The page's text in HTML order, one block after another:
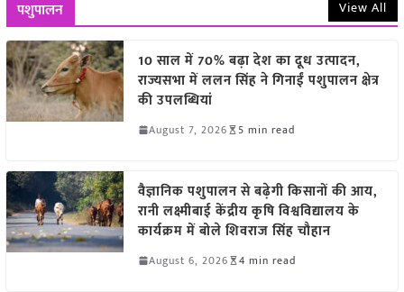
पशुपालन View All
10 साल में 70% बढ़ा देश का दूध उत्पादन,
राज्यसभा में ललन सिंह ने गिनाईं पशुपालन क्षेत्र
की उपलब्धियां
August 7, 2026 5 min read
वैज्ञानिक पशुपालन से बढ़ेगी किसानों की आय,
रानी लक्ष्मीबाई केंद्रीय कृषि विश्वविद्यालय के
कार्यक्रम में बोले शिवराज सिंह चौहान
August 6, 2026 4 min read